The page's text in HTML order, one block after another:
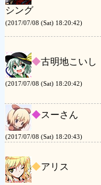
シング
(2017/07/08 (Sat) 18:20:42)
◆古明地こいし
(2017/07/08 (Sat) 18:20:42)
◆スーさん
(2017/07/08 (Sat) 18:20:43)
◆アリス